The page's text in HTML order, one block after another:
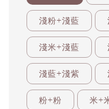
淺粉+淺藍
淺米+淺藍
淺藍+淺紫
粉+粉 米+